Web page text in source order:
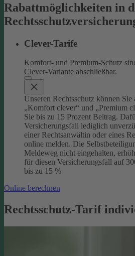
Rabattmöglichkeiten in
Clever-Tarife
Komfort- und Premium-Schutz
Clever-Variante abschließbar.
Unseren Rechtsschutz können
„Komfort clever“ und „Premium
Sie bis zu 15 Prozent Beitrag.
Versicherungsfall lediglich
einer Rechtsanwältin oder eines
online melden. Die
Meldeweg nicht eingehalten,
für diesen Versicherungsfall auf
bis zu 15 %
Online berechnen
Rechtsschutz-Tarif